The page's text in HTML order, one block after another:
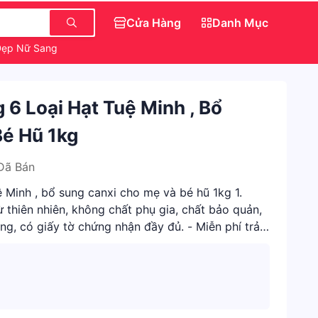
Nữ Sang Chảnh
Cửa Hàng Danh Mục
Loại Hạt Tuệ Minh , Bổ
Hũ 1kg
Bán
, bổ sung canxi cho mẹ và bé hũ 1kg 1.
thiên nhiên, không chất phụ gia, chất bảo quản,
có giấy tờ chứng nhận đầy đủ. - Miễn phí trả